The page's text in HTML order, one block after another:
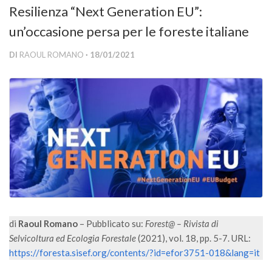
Versamento Quote di Iscrizione
Gruppi di Lavoro
Lista dei Gruppi di Lavoro SISEF
GdL Terpeni in Ecologia
GdL Biodiversità Forestale
GdL Arboricoltura da Legno e Agroselvicoltura
GdL Modellistica Forestale
GdL Selvicoltura
GdL Ecologia del Suolo
GdL Geomatica Forestale
GdL Filiera del legno
Resilienza “Next Generation EU”:
un’occasione persa per le foreste italiane
DI RAOUL ROMANO · 18/01/2021
di Raoul Romano – Pubblicato su: Forest@ – Rivista di
Selvicoltura ed Ecologia Forestale(2021), vol. 18, pp. 5-7. URL:
https://foresta.sisef.org/contents/?id=efor3751-018&lang=it